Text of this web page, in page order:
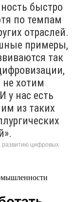
быстро
по темпам
отраслей.
примеры,
так
хотим
у нас есть
из таких
развитию цифровых